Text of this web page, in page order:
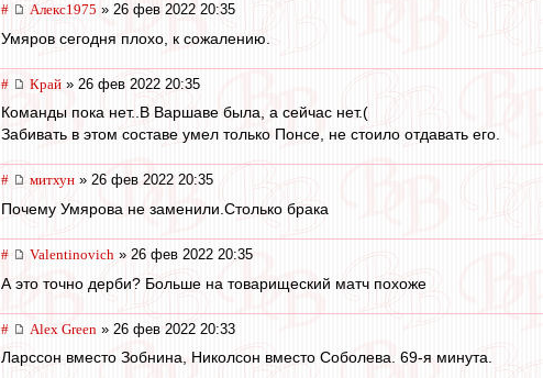
# Алекс1975 » 26 фев 2022 20:35
Умяров сегодня плохо, к сожалению.
# Край » 26 фев 2022 20:35
Команды пока нет..В Варшаве была, а сейчас нет.(
Забивать в этом составе умел только Понсе, не стоило отдавать его.
# митхун » 26 фев 2022 20:35
Почему Умярова не заменили.Столько брака
# Valentinovich » 26 фев 2022 20:35
А это точно дерби? Больше на товарищеский матч похоже
# Alex Green » 26 фев 2022 20:33
Ларссон вместо Зобнина, Николсон вместо Соболева. 69-я минута.